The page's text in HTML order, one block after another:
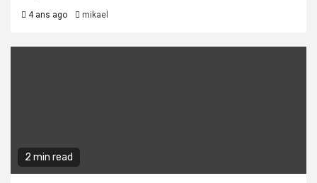
4 ans ago mikael
2 min read